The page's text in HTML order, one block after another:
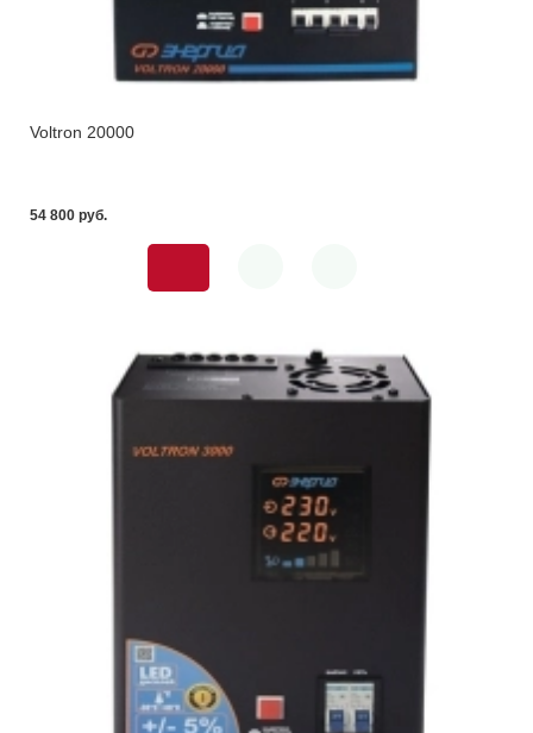
Voltron 20000
54 800 pуб.